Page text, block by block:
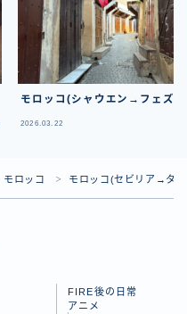
モロッコ(シャウエン→フェズ)
2026.03.22
モロッコ ＞ モロッコ(セビリア→タ
FIRE後の日常
アニメ